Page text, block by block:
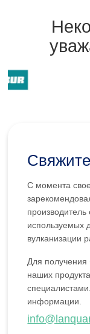
С момента
производитель
используемых
вулканизации
Для
наших
информации.